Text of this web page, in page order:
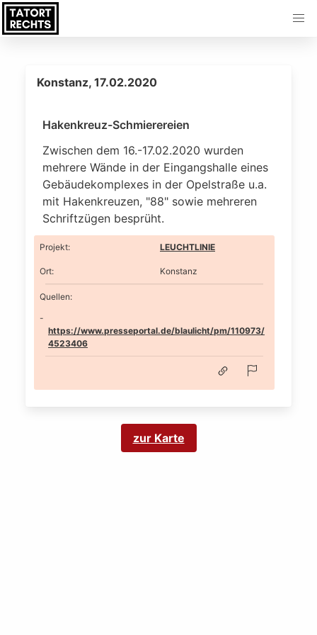
Konstanz, 17.02.2020
Hakenkreuz-Schmierereien
Zwischen dem 16.-17.02.2020 wurden
mehrere Wände in der Eingangshalle eines
Gebäudekomplexes in der Opelstraße u.a.
mit Hakenkreuzen, "88" sowie mehreren
Schriftzügen besprüht.
Projekt: LEUCHTLINIE
Ort: Konstanz
Quellen:
https://www.presseportal.de/blaulicht/pm/110973/
4523406
zur Karte